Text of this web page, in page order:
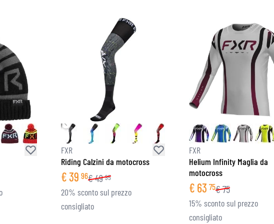
FXR
Riding Calzini da motocross
€39 96€49 95
20% sconto sul prezzo
consigliato
FXR
Helium Infinity Maglia da
motocross
€ 63 75€75
15% sconto sul prezzo
consigliato